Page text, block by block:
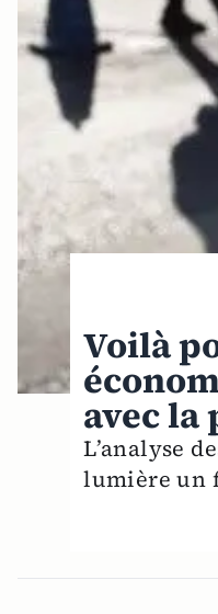
Voilà
avec
L’analyse
lumière un